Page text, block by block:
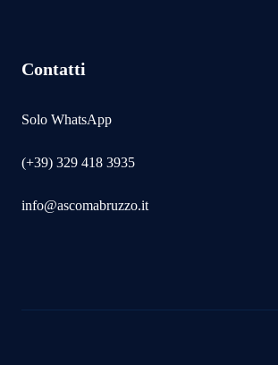
Contatti
Solo WhatsApp
(+39) 329 418 3935
info@ascomabruzzo.it